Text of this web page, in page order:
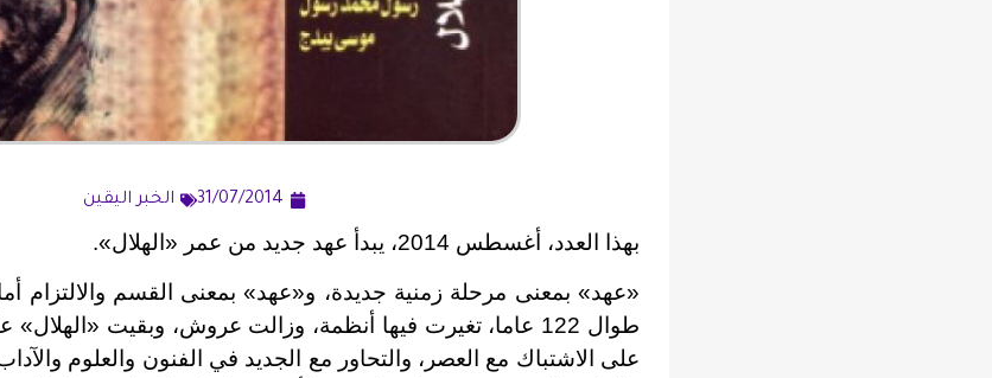
31/07/2014 الخبر اليقين
بهذا العدد، أغسطس 2014، يبدأ عهد جديد من عمر «الهلال».
«عهد» بمعنى مرحلة زمنية جديدة، و«عهد» بمعنى القسم والالتزام
طوال 122 عاما، تغيرت فيها أنظمة، وزالت عروش، وبقيت «الهلال»
على الاشتباك مع العصر، والتحاور مع الجديد في الفنون والعلوم